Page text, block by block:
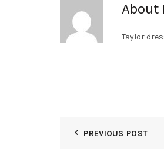
About
Taylor
PREVIOUS POST